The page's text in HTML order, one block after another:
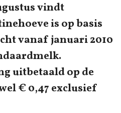
vindt
is op basis
vanaf januari 2010
uitbetaald op de
€ 0,47 exclusief